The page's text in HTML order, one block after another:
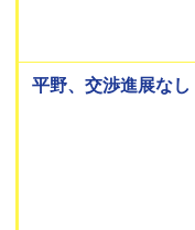
平野、交渉進展なし